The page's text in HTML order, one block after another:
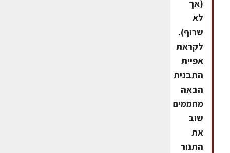
(אך
לא
שרוף).
לקראת
אפיית
התבנית
הבאה
מחממים
שוב
את
התנור